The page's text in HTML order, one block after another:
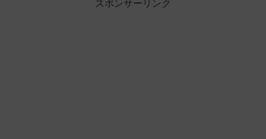
スポンサーリンク